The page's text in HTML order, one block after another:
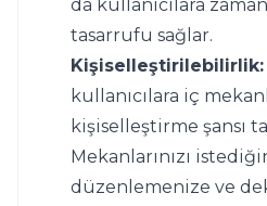
da kullanıcılara
tasarrufu sağlar.
Kişiselleştirilebilirlik:
kullanıcılara iç
kişiselleştirme şansı
Mekanlarınızı
düzenlemenize ve